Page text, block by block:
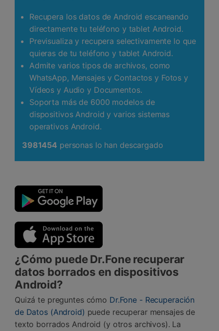
Recupera los datos de Android escaneando
directamente tu teléfono y tablet Android.
Previsualiza y recupera selectivamente lo que
quieras de tu teléfono y tablet Android.
Admite varios tipos de archivos, como
WhatsApp, Mensajes y Contactos y Fotos y
Vídeos y Audio y Documentos.
Soporta más de 6000 modelos de
dispositivos Android y varios sistemas
operativos Android.
3981454 personas lo han descargado
¿Cómo puede Dr.Fone recuperar
datos borrados en dispositivos
Android?
Quizá te preguntes cómo Dr.Fone - Recuperación
de Datos (Android) puede recuperar mensajes de
texto borrados Android (y otros archivos). La